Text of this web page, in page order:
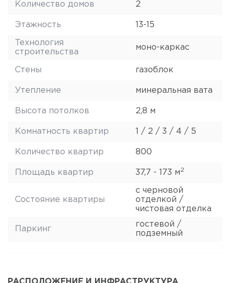
Количество домов 2
Этажность 13-15
Технология
строительства
моно-каркас
Стены газоблок
Утепление минеральная вата
Высота потолков 2,8 м
Комнатность квартир 1 / 2 / 3 / 4 / 5
Количество квартир 800
Площадь квартир 37,7 - 173 м2
Состояние квартиры
с черновой
отделкой /
чистовая отделка
Паркинг
гостевой /
подземный